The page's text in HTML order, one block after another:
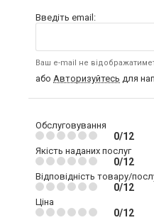
Введіть email:
Ваш e-mail не
або Авторизуйтесь для
Обслуговування
0/12
Якість наданих послуг
0/12
Відповідність товару/
0/12
Ціна
0/12